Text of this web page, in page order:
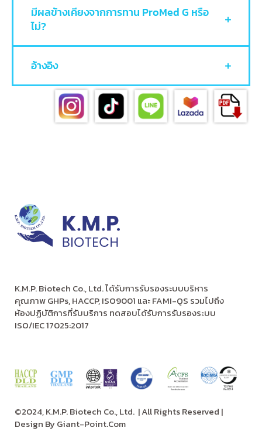
มีผลข้างเคียงจากการทาน ProMed G หรือ
ไม่?
อ้างอิง
K.M.P. Biotech Co., Ltd. ได้รับการรับรองระบบบริหาร
คุณภาพ GHPs, HACCP, ISO9001 และ FAMI-QS รวมไปถึง
ห้องปฏิบัติการที่รับบริการ ทดสอบได้รับการรับรองระบบ
ISO/IEC 17025:2017
©2024, K.M.P. Biotech Co., Ltd. | All Rights Reserved |
Design ByGiant-Point.Com